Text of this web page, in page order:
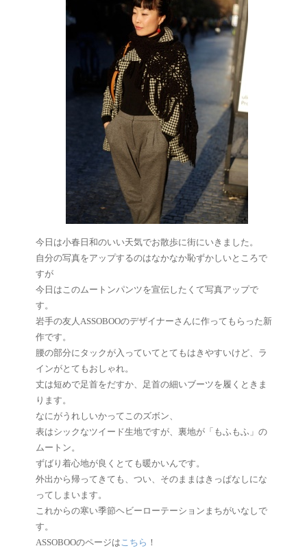
今日は小春日和のいい天気でお散歩に街にいきました。
自分の写真をアップするのはなかなか恥ずかしいところで
すが
今日はこのムートンパンツを宣伝したくて写真アップで
す。
岩手の友人ASSOBOOのデザイナーさんに作ってもらった新
作です。
腰の部分にタックが入っていてとてもはきやすいけど、ラ
インがとてもおしゃれ。
丈は短めで足首をだすか、足首の細いブーツを履くときま
ります。
なにがうれしいかってこのズボン、
表はシックなツイード生地ですが、裏地が「もふもふ」の
ムートン。
ずばり着心地が良くとても暖かいんです。
外出から帰ってきても、つい、そのままはきっぱなしにな
ってしまいます。
これからの寒い季節ヘビーローテーションまちがいなしで
す。
ASSOBOOのページはこちら ！